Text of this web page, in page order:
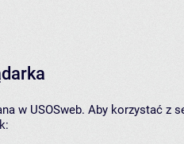
w USOSweb. Aby korzystać z